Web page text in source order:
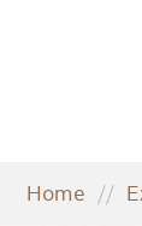
Home //